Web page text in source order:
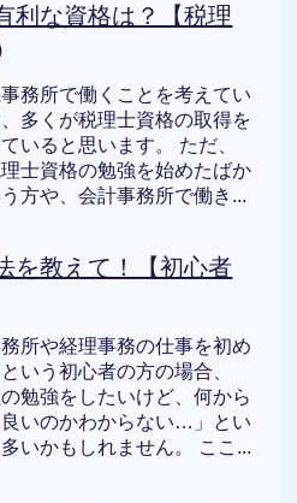
利な資格は？【税理
務所で働くことを考えてい
多くが税理士資格の取得を
いると思います。 ただ、
士資格の勉強を始めたばか
方や、会計事務所で働き...
を教えて！【初心者
所や経理事務の仕事を初め
いう初心者の方の場合、
の勉強をしたいけど、何から
いのかわからない…」とい
いかもしれません。 ここ...